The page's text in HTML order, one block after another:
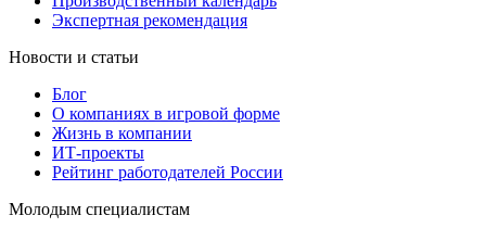
Экспертная рекомендация
Новости и статьи
Блог
О компаниях в игровой форме
Жизнь в компании
ИТ-проекты
Рейтинг работодателей России
Молодым специалистам